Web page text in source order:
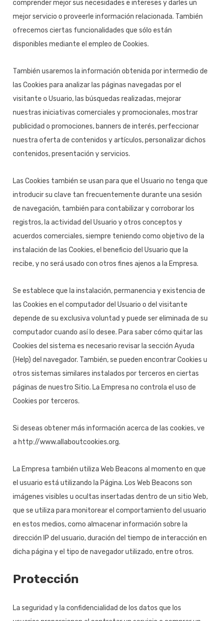
comprender mejor sus necesidades e intereses y darles un
mejor servicio o proveerle información relacionada. También
ofrecemos ciertas funcionalidades que sólo están
disponibles mediante el empleo de Cookies.
También usaremos la información obtenida por intermedio de
las Cookies para analizar las páginas navegadas por el
visitante o Usuario, las búsquedas realizadas, mejorar
nuestras iniciativas comerciales y promocionales, mostrar
publicidad o promociones, banners de interés, perfeccionar
nuestra oferta de contenidos y artículos, personalizar dichos
contenidos, presentación y servicios.
Las Cookies también se usan para que el Usuario no tenga que
introducir su clave tan frecuentemente durante una sesión
de navegación, también para contabilizar y corroborar los
registros, la actividad del Usuario y otros conceptos y
acuerdos comerciales, siempre teniendo como objetivo de la
instalación de las Cookies, el beneficio del Usuario que la
recibe, y no será usado con otros fines ajenos a la Empresa.
Se establece que la instalación, permanencia y existencia de
las Cookies en el computador del Usuario o del visitante
depende de su exclusiva voluntad y puede ser eliminada de su
computador cuando así lo desee. Para saber cómo quitar las
Cookies del sistema es necesario revisar la sección Ayuda
(Help) del navegador. También, se pueden encontrar Cookies u
otros sistemas similares instalados por terceros en ciertas
páginas de nuestro Sitio. La Empresa no controla el uso de
Cookies por terceros.
Si deseas obtener más información acerca de las cookies, ve
a http://www.allaboutcookies.org.
La Empresa también utiliza Web Beacons al momento en que
el usuario está utilizando la Página. Los Web Beacons son
imágenes visibles u ocultas insertadas dentro de un sitio Web,
que se utiliza para monitorear el comportamiento del usuario
en estos medios, como almacenar información sobre la
dirección IP del usuario, duración del tiempo de interacción en
dicha página y el tipo de navegador utilizado, entre otros.
Protección
La seguridad y la confidencialidad de los datos que los